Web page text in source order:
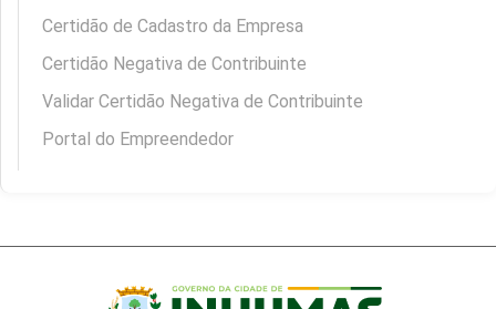
Certidão de Cadastro da Empresa
Certidão Negativa de Contribuinte
Validar Certidão Negativa de Contribuinte
Portal do Empreendedor